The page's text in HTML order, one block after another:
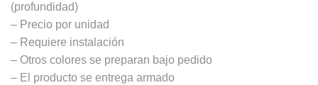
(profundidad)
– Precio por unidad
– Requiere instalación
– Otros colores se preparan bajo pedido
– El producto se entrega armado